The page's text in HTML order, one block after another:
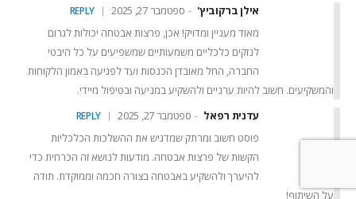
אילן ברקוביץ'
ספטמבר 27, 2025 REPLY
מאוד מעניין ומדויק! אכן, פרצות אבטחה יכולות לגרום
לנזקים כלכליים משמעותיים שמשפיעים על כל היבטי
החברה, החל מאובדן הכנסות ועד לפגיעה באמון הלקוחות
והמשקיעים. חשוב להיות ערניים ולהשקיע במניעה ובטיפול מיידי.
עדנית רפאל
ספטמבר 27, 2025 REPLY
פוסט חשוב ומרתק שמדגיש את ההשלכות הכלכליות
הקשות של פרצות אבטחה. מודעות לנושא זה הכרחית כדי
להיערך ולהשקיע באבטחה בצורה חכמה וממוקדת. תודה
על השיתוף!
כל הזכויות שמורות לתאגיד מאג אחד בע"מ 2016 - 2026 ©